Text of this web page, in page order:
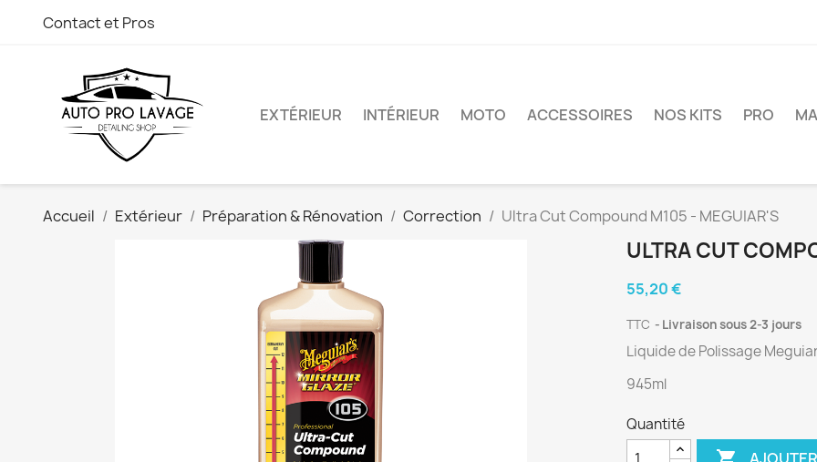
Contact et Pros
EXTÉRIEUR INTÉRIEUR MOTO ACCESSOIRES NOS KITS PRO
Accueil Extérieur Préparation & Rénovation Correction Ultra Cut Compound M105 - MEGUIAR'S
ULTRA CUT
55,20 €
TTC Livraison sous 2-3 jours
Liquide de Polissage
945ml
Quantité